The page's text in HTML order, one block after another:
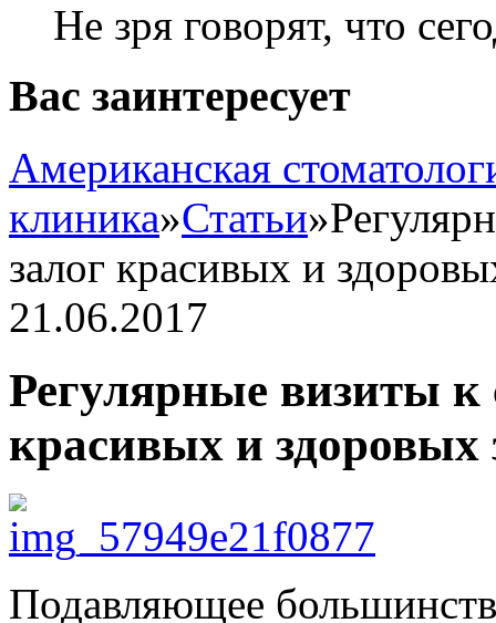
Не зря говорят, что
Вас заинтересует
Американская
клиника»Статьи»
залог красивых и
21.06.2017
Регулярные визиты к
красивых и здоровых
Подавляющее